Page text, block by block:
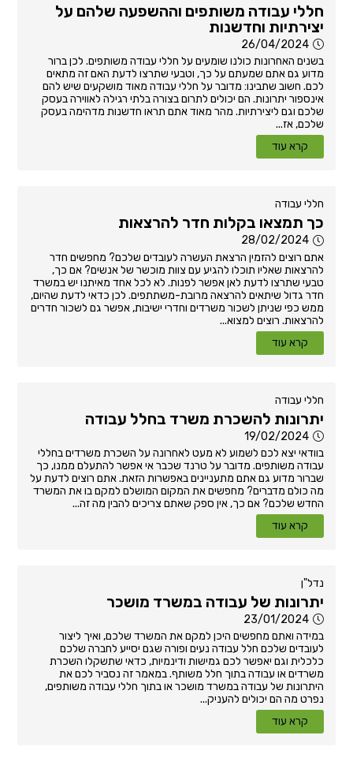
חללי עבודה משותפים וההשפעה שלהם על
יצירתיות וחדשנות
26/04/2024
בשנים האחרונות כולנו שומעים על חללי עבודה משותפים. לכן ברור
מדוע גם אתם שמעתם על כך, וטבעי שתרצו לדעת האם זה מתאים
לכם. חשוב שתבינו: מדובר על חללי עבודה מאוד מושקעים שיש להם
אינספור יתרונות. הם יכולים לתרום בצורה בלתי רגילה לאווירה בעסק
שלכם וגם ליצירתיות. מהר מאוד אתם תראו חדשנות מדהימה בעסק
שלכם, אז...
קרא עוד
חללי עבודה
כך תמצאו בקלות חדר להרצאות
28/02/2024
אתם רוצים להזמין הרצאת העשרה לעובדים שלכם? מחפשים חדר
להרצאות שאליו תוכלו להגיע עם צוות מוכשר של אנשים? אם כך,
טבעי שתרצו לדעת לאן אפשר לפנות. לא לכל אחד מאיתנו יש במשרד
חדר גדול שיתאים להרצאה מרובת-משתתפים. לכן כדאי לדעת שהיום,
ממש כפי שניתן לשכור משרדים וחדרי ישיבות, אפשר גם לשכור חדרים
להרצאות. רוצים למצוא...
קרא עוד
חללי עבודה
יתרונות להשכרת משרד בחלל עבודה
19/02/2024
בוודאי יצא לכם לשמוע לא מעט לאחרונה על השכרת משרדים בחללי
עבודה משותפים. מדובר על טרנד שכבר אי אפשר להתעלם ממנו, כך
שברור מדוע גם אתם מתעניינים באפשרות הזאת. אתם רוצים לדעת על
מה כולם מדברים? מחפשים את המקום המושלם למקם בו את המשרד
החדש שלכם? אם כך, אין ספק שאתם צריכים להבין מה זה...
קרא עוד
נדל"ן
יתרונות של עבודה במשרד מושכר
23/01/2024
במידה ואתם מחפשים היכן למקם את המשרד שלכם, ואיך ליצור
לעובדים שלכם חלל עבודה נעים ופורה שגם יסייע לחברה שלכם
כלכלית וגם יאפשר לכם גמישות ודינמיות, כדאי שתשקלו השכרת
משרדים או עבודה בתוך חלל משותף. במאמר זה נסביר לכם את
היתרונות של עבודה במשרד מושכר או בתוך חללי עבודה משותפים,
נפרט מה הם יכולים להעניק...
קרא עוד